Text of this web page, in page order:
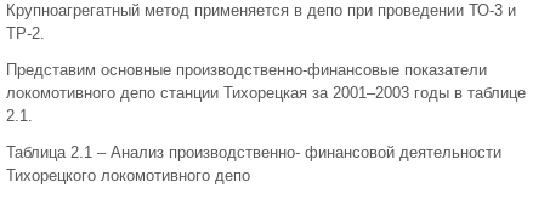
Крупноагрегатный метод применяется в депо при проведении ТО-3 и
ТР-2.
Представим основные производственно-финансовые показатели
локомотивного депо станции Тихорецкая за 2001–2003 годы в таблице
2.1.
Таблица 2.1 – Анализ производственно- финансовой деятельности
Тихорецкого локомотивного депо